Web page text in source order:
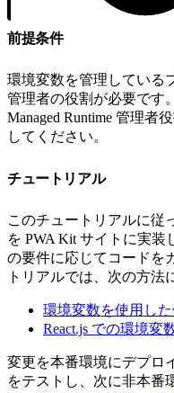
前提条件
環境変数を管理している
管理者の役割が必要です
Managed Runtime 管理者
してください。
チュートリアル
このチュートリアルに従
を PWA Kit サイトに実
の要件に応じてコードを
トリアルでは、次の方法
環境変数を使用し
React.js での環境変
変更を本番環境にデプロ
をテストし、次に非本番